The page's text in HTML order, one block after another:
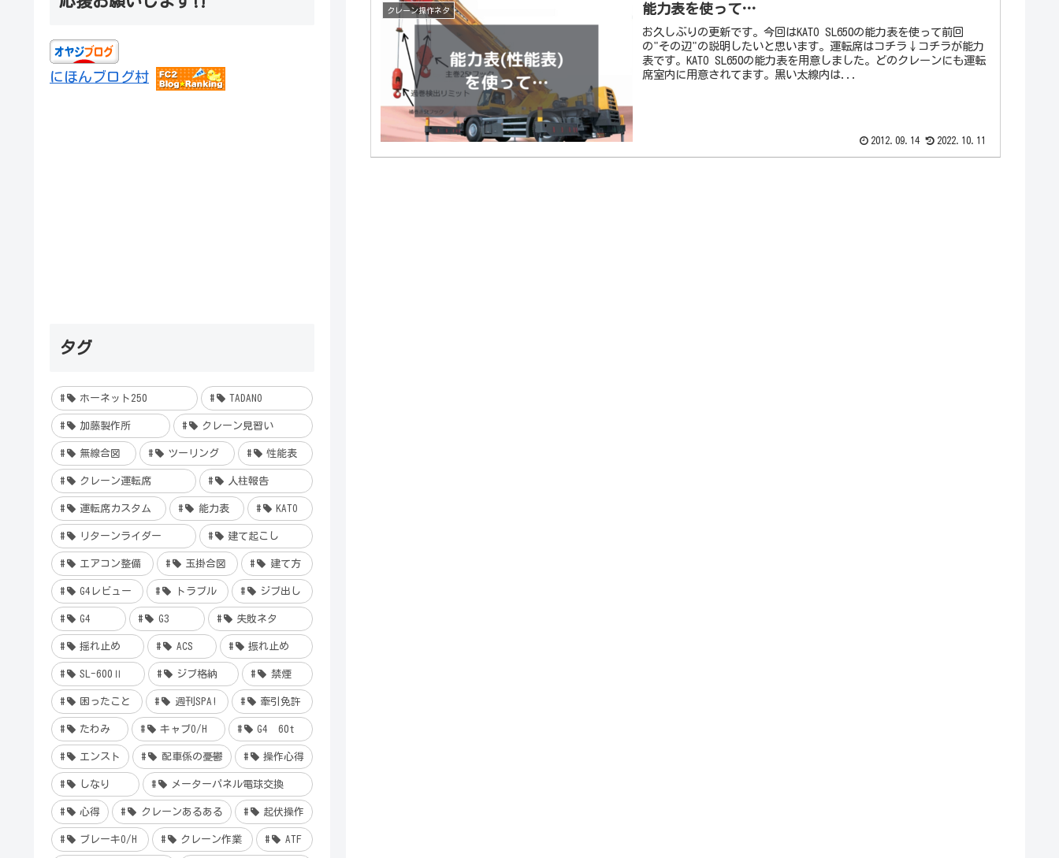
クレーン操作ネタ 能力表を使って…
お久しぶりの更新です。今回はKATO SL650の能力表を使って前回
の"その辺"の説明したいと思います。運転席はコチラ↓コチラが能力
表です。KATO SL650の能力表を用意しました。どのクレーンにも運転
席室内に用意されてます。黒い太線内は...
2012.09.14 2022.10.11
にほんブログ村
タグ
ホーネット250 TADANO
加藤製作所 クレーン見習い
無線合図 ツーリング 性能表
クレーン運転席 人柱報告
運転席カスタム 能力表 KATO
リターンライダー 建て起こし
エアコン整備 玉掛合図 建て方
G4レビュー トラブル ジブ出し
G4 G3 失敗ネタ
揺れ止め ACS 振れ止め
SL-600Ⅱ ジブ格納 禁煙
困ったこと 週刊SPA! 牽引免許
たわみ キャブO/H G4 60t
エンスト 配車係の憂鬱 操作心得
しなり メーターパネル電球交換
心得 クレーンあるある 起伏操作
ブレーキO/H クレーン作業 ATF